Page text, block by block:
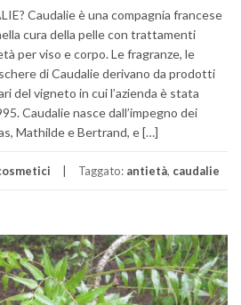
Caudalie è una compagnia francese
cura della pelle con trattamenti
per viso e corpo. Le fragranze, le
di Caudalie derivano da prodotti
del vigneto in cui l’azienda è stata
Caudalie nasce dall’impegno dei
Mathilde e Bertrand, e […]
Taggato: antietà, caudalie